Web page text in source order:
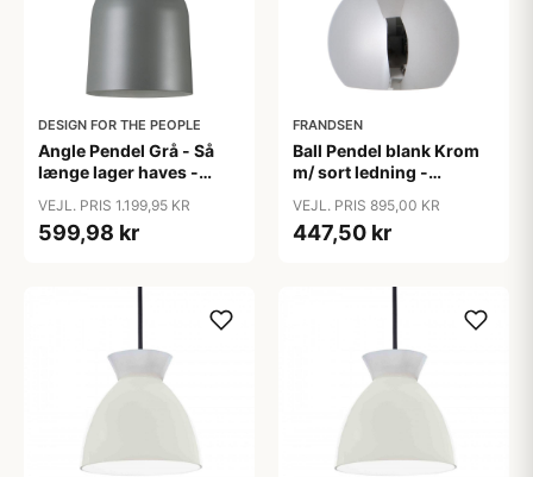
DESIGN FOR THE PEOPLE
Angle Pendel Grå - Så
længe lager haves -
VEJL. PRIS 1.199,95 KR
599,98 kr
FRANDSEN
Ball Pendel blank Krom
m/ sort ledning -
Udstillingsmodel
VEJL. PRIS 895,00 KR
447,50 kr